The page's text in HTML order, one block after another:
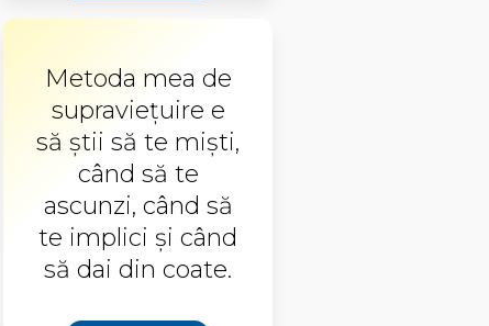
Metoda mea de
supravieţuire e
să ştii să te mişti,
când să te
ascunzi, când să
te implici şi când
să dai din coate.